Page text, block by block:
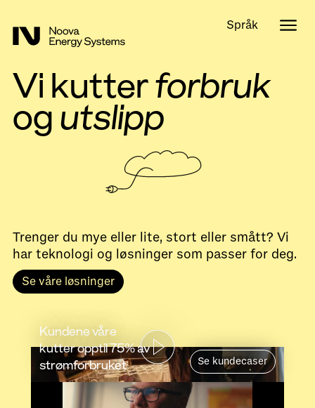
Vi kutterforbruk
ogutslipp
Trenger du mye eller lite, stort eller smått? Vi
har teknologi og løsninger som passer for deg.
Se våre løsninger
Kundene våre
kutter opptil 75% av
strømforbruket
Se kundecaser
Språk